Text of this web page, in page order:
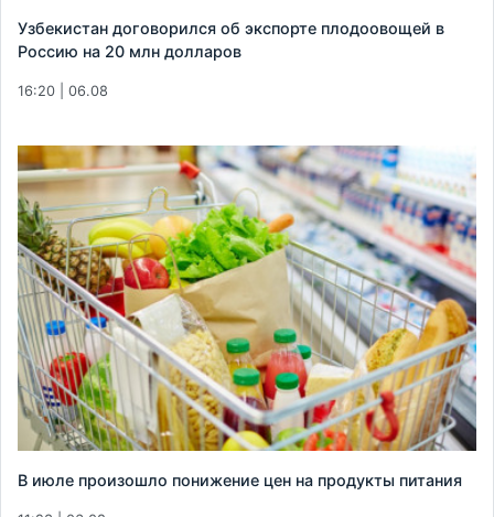
Узбекистан договорился об экспорте плодоовощей в
Россию на 20 млн долларов
16:20 | 06.08
В июле произошло понижение цен на продукты питания